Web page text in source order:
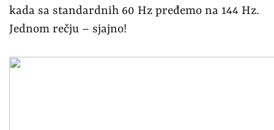
kada sa standardnih 60 Hz pređemo na 144 Hz.
Jednom rečju – sjajno!